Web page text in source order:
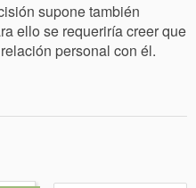
supone también
ello se requeriría creer que
personal con él.